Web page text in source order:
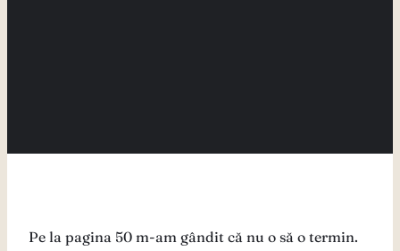
Pe la pagina 50 m-am gândit că nu o să o termin.